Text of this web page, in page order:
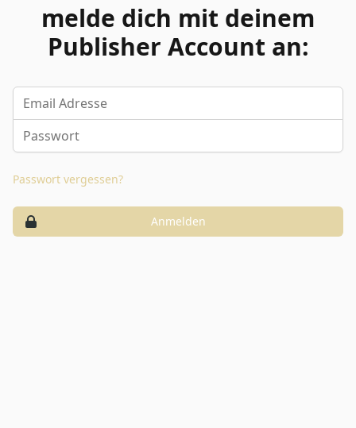
melde dich mit deinem
Publisher Account an:
Email Adresse
Passwort
Passwort vergessen?
Anmelden